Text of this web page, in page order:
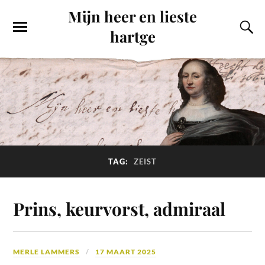
Mijn heer en lieste
hartge
TAG: ZEIST
Prins, keurvorst, admiraal
MERLE LAMMERS 17 MAART 2025